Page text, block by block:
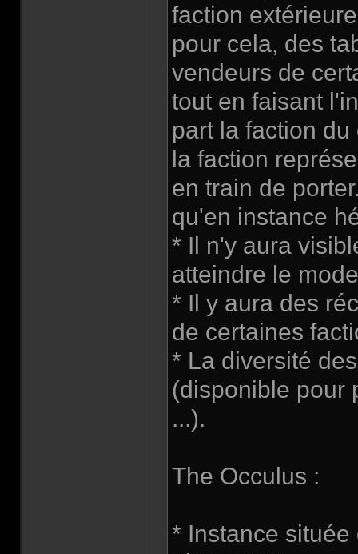
faction
pour cela, des
vendeurs de
tout en faisant
part la faction
la faction
en train de
qu'en instance
* Il n'y aura
atteindre le
* Il y aura des
de certaines
* La diversité
(disponible pour
...).
The Occulus :
* Instance